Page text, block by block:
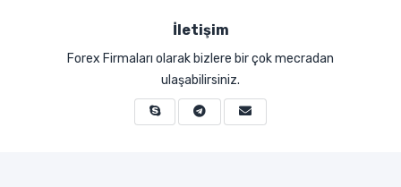
İletişim
Forex Firmaları olarak bizlere bir çok mecradan
ulaşabilirsiniz.